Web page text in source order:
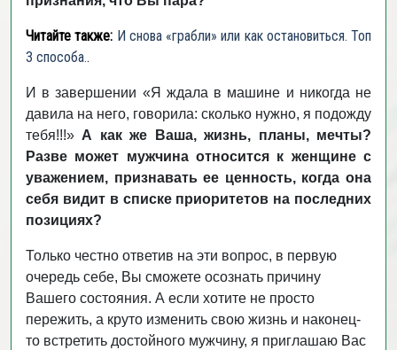
Читайте также: И снова «грабли» или как остановиться. Топ
3 способа..
И в завершении «Я ждала в машине и никогда не
давила на него, говорила: сколько нужно, я подожду
тебя!!!» А как же Ваша, жизнь, планы, мечты?
Разве может мужчина относится к женщине с
уважением, признавать ее ценность, когда она
себя видит в списке приоритетов на последних
позициях?
Только честно ответив на эти вопрос, в первую
очередь себе, Вы сможете осознать причину
Вашего состояния. А если хотите не просто
пережить, а круто изменить свою жизнь и наконец-
то встретить достойного мужчину, я приглашаю Вас